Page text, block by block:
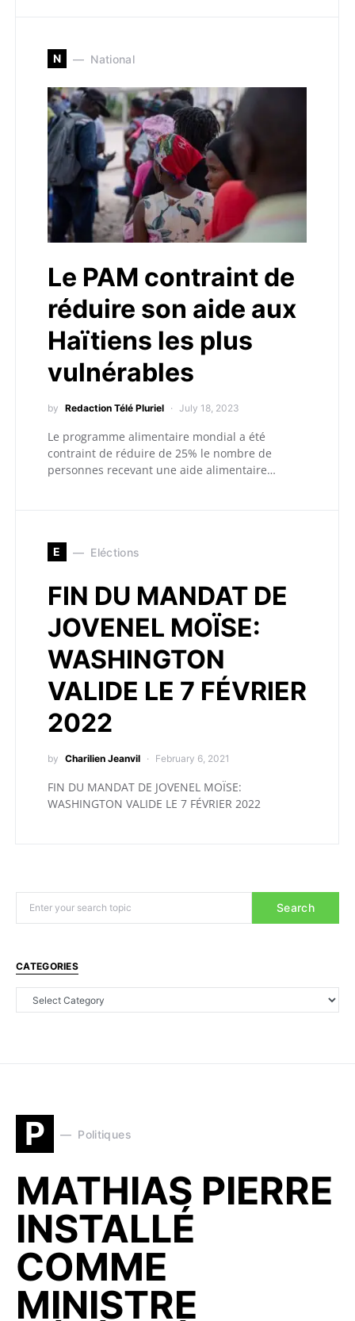
N National
Le PAM contraint de
réduire son aide aux
Haïtiens les plus
vulnérables
by Redaction Télé Pluriel July 18, 2023
Le programme alimentaire mondial a été
contraint de réduire de 25% le nombre de
personnes recevant une aide alimentaire…
E Eléctions
FIN DU MANDAT DE
JOVENEL MOÏSE:
WASHINGTON
VALIDE LE 7 FÉVRIER
2022
by Charilien Jeanvil February 6, 2021
FIN DU MANDAT DE JOVENEL MOÏSE:
WASHINGTON VALIDE LE 7 FÉVRIER 2022
Search
CATEGORIES
P Politiques
MATHIAS PIERRE
INSTALLÉ
COMME
MINISTRE